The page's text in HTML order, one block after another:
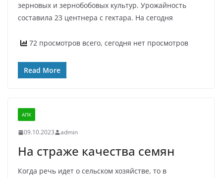
зерновых и зернобобовых культур. Урожайность
составила 23 центнера с гектара. На сегодня
72 просмотров всего, сегодня нет просмотров
Read More
АПК
09.10.2023 admin
На страже качества семян
Когда речь идет о сельском хозяйстве, то в